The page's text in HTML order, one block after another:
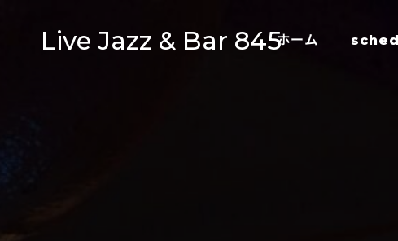
Live Jazz & Bar 845ホーム